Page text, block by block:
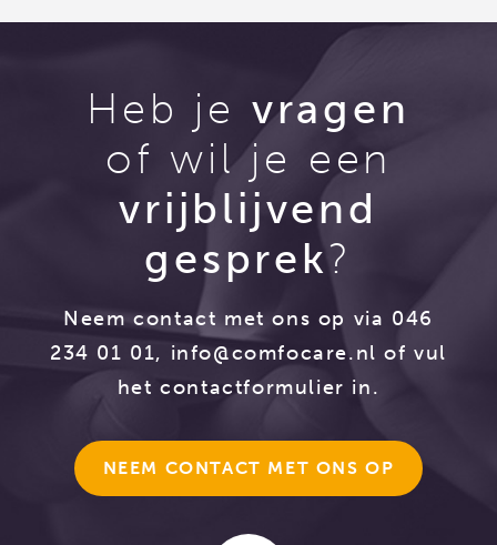
Heb je vragen
of wil je een
vrijblijvend
gesprek?
Neem contact met ons op via 046
234 01 01, info@comfocare.nl of vul
het contactformulier in.
NEEM CONTACT MET ONS OP